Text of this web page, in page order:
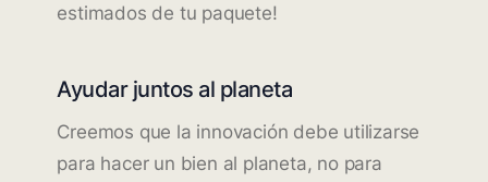
estimados de tu paquete!
Ayudar juntos al planeta
Creemos que la innovación debe utilizarse
para hacer un bien al planeta, no para